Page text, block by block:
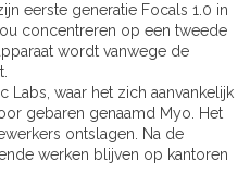
eerste generatie Focals 1.0 in
concentreren op een tweede
wordt vanwege de
Labs, waar het zich aanvankelijk
gebaren genaamd Myo. Het
ontslagen. Na de
werken blijven op kantoren